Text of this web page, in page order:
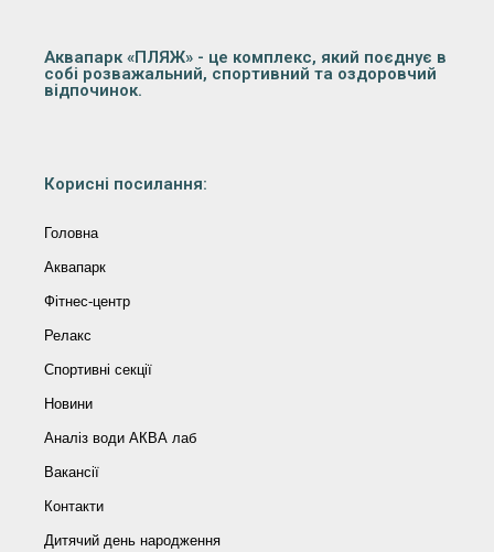
Аквапарк «ПЛЯЖ» - це комплекс, який поєднує в
собі розважальний, спортивний та оздоровчий
відпочинок.
Корисні посилання:
Головна
Аквапарк
Фітнес-центр
Релакс
Спортивні секції
Новини
Аналіз води АКВА лаб​
Вакансії
Контакти
Дитячий день народження